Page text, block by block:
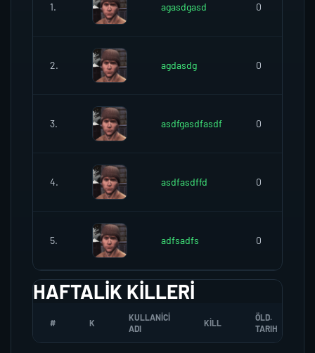
1. agasdgasd 0
2. agdasdg 0
3. asdfgasdfasdf 0
4. asdfasdffd 0
5. adfsadfs 0
HAFTALIK KILLERI
# K
KULLANICI
ADI
KILL
ÖLD.
TARIH